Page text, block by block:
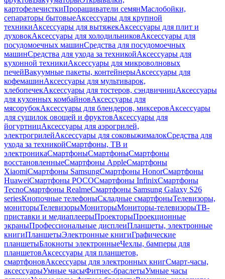
картофелечисткиПроращиватели семянМаслобойки,
сепараторы бытовыеАксессуары для крупной
техникиАксессуары для вытяжекАксессуары для плит и
духовокАксессуары для холодильниковАксессуары для
посудомоечных машинСредства для посудомоечных
машинСредства для ухода за техникойАксессуары для
кухонной техникиАксессуары для микроволновых
печейВакуумные пакеты, контейнерыАксессуары для
кофемашинАксессуары для мультиварок,
хлебопечекАксессуары для тостеров, сэндвичницАксессуары
для кухонных комбайновАксессуары для
мясорубокАксессуары для блендеров, миксеровАксессуары
для сушилок овощей и фруктовАксессуары для
йогуртницАксессуары для аэрогрилей,
электрогрилейАксессуары для соковыжималокСредства для
ухода за техникойСмартфоны, ТВ и
электроникаСмартфоныСмартфоныСмартфоны
восстановленныеСмартфоны AppleСмартфоны
XiaomiСмартфоны SamsungСмартфоны HonorСмартфоны
HuaweiСмартфоны POCOСмартфоны InfinixСмартфоны
TecnoСмартфоны RealmeСмартфоны Samsung Galaxy S26
seriesКнопочные телефоныСкладные смартфоныТелевизоры,
мониторыТелевизорыМониторыМониторы-телевизорыТВ-
приставки и медиаплеерыПроекторыПроекционные
экраныПрофессиональные дисплеиПланшеты, электронные
книгиПланшетыЭлектронные книгиГрафические
планшетыБлокноты электронныеЧехлы, бамперы для
планшетовАксессуары для планшетов,
смартфоновАксессуары для электронных книгСмарт-часы,
аксессуарыУмные часыФитнес-браслетыУмные часы